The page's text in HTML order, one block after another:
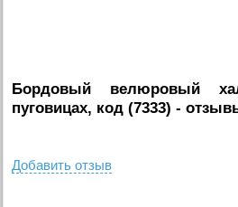
Бордовый велюровый
пуговицах, код (7333) -
Добавить отзыв